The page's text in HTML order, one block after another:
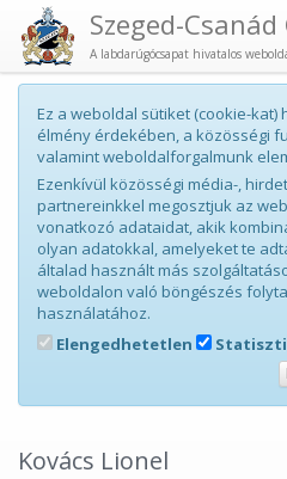
A labdarúgócsapat hivatalos
Ez a weboldal sütiket (cookie-
élmény érdekében, a közösségi
valamint weboldalforgalmunk
Ezenkívül közösségi média-,
partnereinkkel megosztjuk az
vonatkozó adataidat, akik
olyan adatokkal, amelyeket te
általad használt más
weboldalon való böngészés
használatához.
Elengedhetetlen
Kovács Lionel